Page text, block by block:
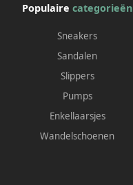
Populaire categorieën
Sneakers
Sandalen
Slippers
Pumps
Enkellaarsjes
Wandelschoenen